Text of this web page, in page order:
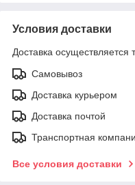
Условия доставки
Доставка осуществляется
Самовывоз
Доставка курьером
Доставка почтой
Транспортная
Все условия доставки